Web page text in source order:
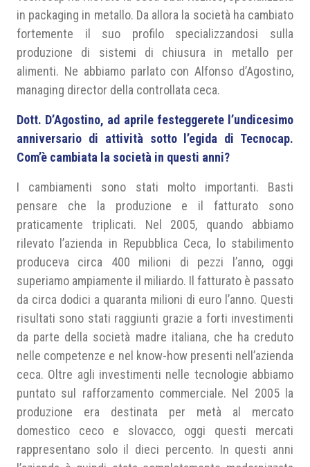
in packaging in metallo. Da allora la società ha cambiato
fortemente il suo profilo specializzandosi sulla
produzione di sistemi di chiusura in metallo per
alimenti. Ne abbiamo parlato con Alfonso d’Agostino,
managing director della controllata ceca.
Dott. D’Agostino, ad aprile festeggerete l’undicesimo
anniversario di attività sotto l’egida di Tecnocap.
Com’è cambiata la società in questi anni?
I cambiamenti sono stati molto importanti. Basti
pensare che la produzione e il fatturato sono
praticamente triplicati. Nel 2005, quando abbiamo
rilevato l’azienda in Repubblica Ceca, lo stabilimento
produceva circa 400 milioni di pezzi l’anno, oggi
superiamo ampiamente il miliardo. Il fatturato è passato
da circa dodici a quaranta milioni di euro l’anno. Questi
risultati sono stati raggiunti grazie a forti investimenti
da parte della società madre italiana, che ha creduto
nelle competenze e nel know-how presenti nell’azienda
ceca. Oltre agli investimenti nelle tecnologie abbiamo
puntato sul rafforzamento commerciale. Nel 2005 la
produzione era destinata per metà al mercato
domestico ceco e slovacco, oggi questi mercati
rappresentano solo il dieci percento. In questi anni